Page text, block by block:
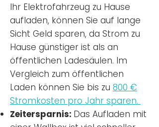
Ihr Elektrofahrzeug zu Hause
aufladen, können Sie auf lange
Sicht Geld sparen, da Strom zu
Hause günstiger ist als an
öffentlichen Ladesäulen. Im
Vergleich zum öffentlichen
Laden können Sie bis zu 800 €
Stromkosten pro Jahr sparen.
Zeitersparnis: Das Aufladen mit